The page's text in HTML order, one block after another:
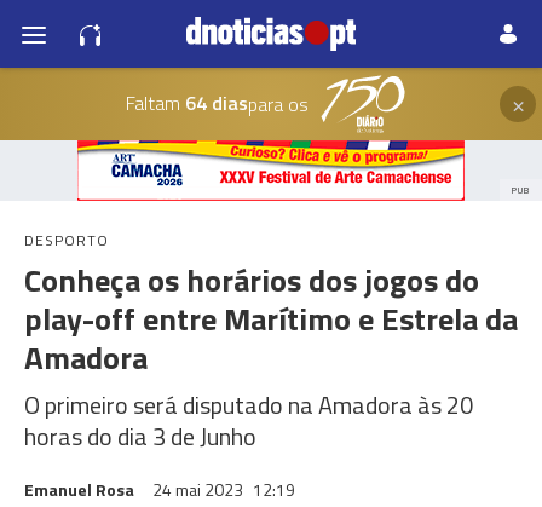
Faltam 64 diaspara os ×
PUB
DESPORTO
Conheça os horários dos jogos do
play-off entre Marítimo e Estrela da
Amadora
O primeiro será disputado na Amadora às 20
horas do dia 3 de Junho
Emanuel Rosa 24 mai 2023 12:19